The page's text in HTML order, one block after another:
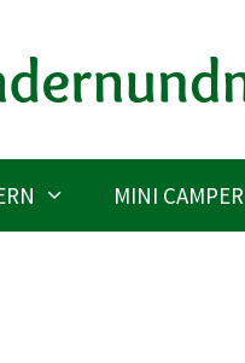
MINI CAMPER